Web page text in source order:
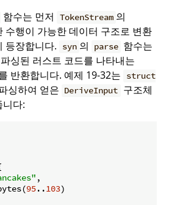
함수는 먼저 TokenStream 의
수행이 가능한 데이터 구조로 변환
등장합니다. syn 의 parse 함수는
싱된 러스트 코드를 나타내는
반환합니다. 예제 19-32는
struct
싱하여 얻은 DeriveInput 구조체
다:
,
95..103)